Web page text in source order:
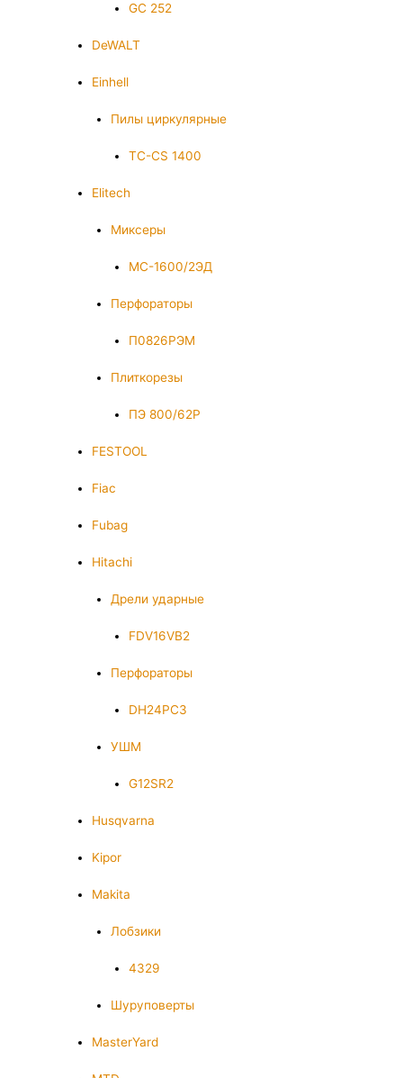
GC 252
DeWALT
Einhell
Пилы циркулярные
TC-CS 1400
Elitech
Миксеры
МС-1600/2ЭД
Перфораторы
П0826РЭМ
Плиткорезы
ПЭ 800/62Р
FESTOOL
Fiac
Fubag
Hitachi
Дрели ударные
FDV16VB2
Перфораторы
DH24PC3
УШМ
G12SR2
Husqvarna
Kipor
Makita
Лобзики
4329
Шуруповерты
MasterYard